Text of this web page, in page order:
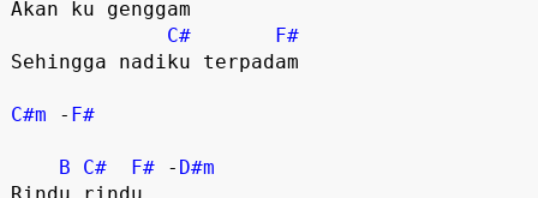
Akan ku genggam
C#
F#
Sehingga nadiku terpadam
C#m - F#
B C# F# - D#m